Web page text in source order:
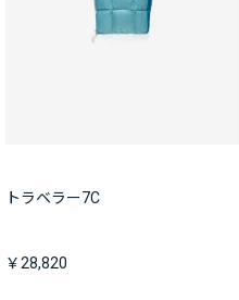
トラベラー7C
￥28,820